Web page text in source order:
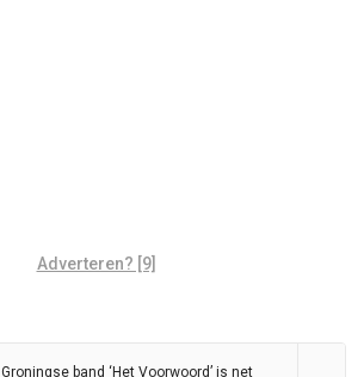
Adverteren? [9]
Groningse band ‘Het Voorwoord’ is net